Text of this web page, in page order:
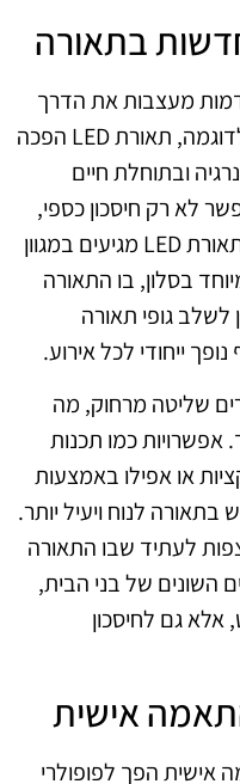
בתאורה
מעצבות את הדרך
בה נבחרים גופי תאורה נישתיים. לדוגמה, תאורת LED הפכה
ובתוחלת חיים
לא רק חיסכון כספי,
אלא גם גמישות בעיצוב, שכן גופי תאורת LED מגיעים במגוון
בסלון, בו התאורה
לשלב גופי תאורה
ייחודי לכל אירוע.
שליטה מרחוק, מה
אפשרויות כמו תכנות
או אפילו באמצעות
לנוח ויעיל יותר.
לעתיד שבו התאורה
השונים של בני הבית,
גם לחיסכון
אישית
אישית הפך לפופולרי